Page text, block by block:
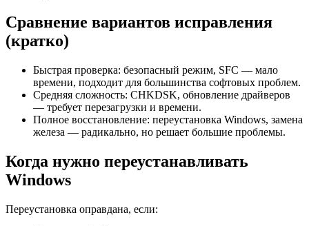
Сравнение вариантов исправления
(кратко)
Быстрая проверка: безопасный режим, SFC — мало
времени, подходит для большинства софтовых проблем.
Средняя сложность: CHKDSK, обновление драйверов
— требует перезагрузки и времени.
Полное восстановление: переустановка Windows, замена
железа — радикально, но решает большие проблемы.
Когда нужно переустанавливать
Windows
Переустановка оправдана, если: